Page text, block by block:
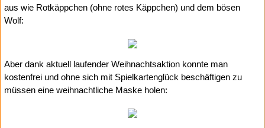
aus wie Rotkäppchen (ohne rotes Käppchen) und dem bösen
Wolf:
Aber dank aktuell laufender Weihnachtsaktion konnte man
kostenfrei und ohne sich mit Spielkartenglück beschäftigen zu
müssen eine weihnachtliche Maske holen: